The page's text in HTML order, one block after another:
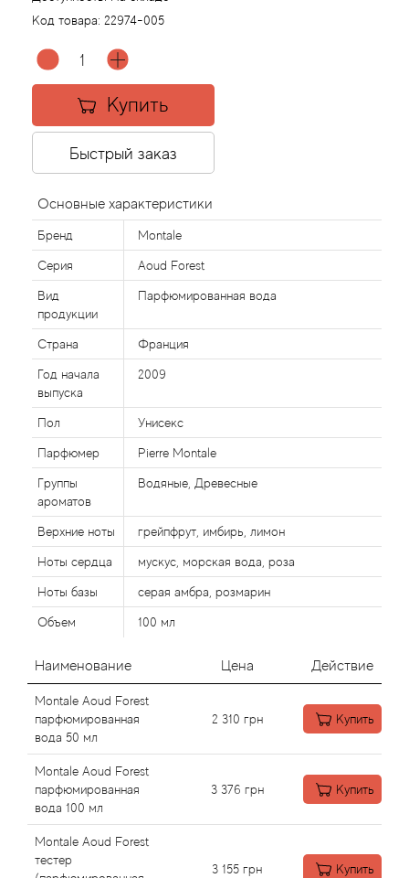
Код товара: 22974-005
Купить
Быстрый заказ
Основные характеристики
Бренд Montale
Серия Aoud Forest
Вид
продукции
Парфюмированная вода
Страна Франция
Год начала
выпуска
2009
Пол Унисекс
Парфюмер Pierre Montale
Группы
ароматов
Водяные, Древесные
Верхние ноты грейпфрут, имбирь, лимон
Ноты сердца мускус, морская вода, роза
Ноты базы серая амбра, розмарин
Объем 100 мл
Наименование Цена Действие
Montale Aoud Forest
парфюмированная
вода 50 мл
2 310 грн Купить
Montale Aoud Forest
парфюмированная
вода 100 мл
3 376 грн Купить
Montale Aoud Forest
тестер
3 155 грн Купить
Agonist
Aigner
Aj Arabia (Widian)
Al Haramain
Al Jazeera
Alaia Paris
Alexander McQueen
Alexandre Barthet
Alexandre J
Alfred Dunhill
Alyson Oldoini
Alyssa Ashley
American Crew
Amouage
Amouroud
Andre L'Arom
Angel Schlesser
Anima Mundi